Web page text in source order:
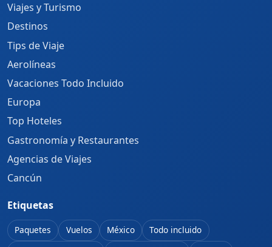
Viajes y Turismo
Destinos
Tips de Viaje
Aerolíneas
Vacaciones Todo Incluido
Europa
Top Hoteles
Gastronomía y Restaurantes
Agencias de Viajes
Cancún
Etiquetas
Paquetes Vuelos México
Todo incluido